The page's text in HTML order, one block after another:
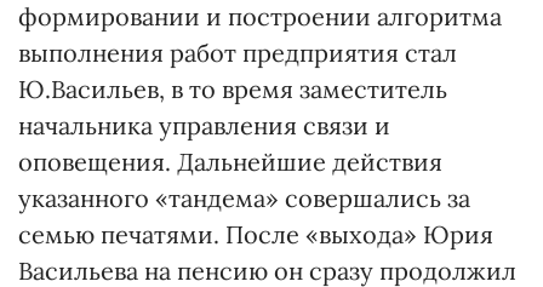
формировании и построении алгоритма
выполнения работ предприятия стал
Ю.Васильев, в то время заместитель
начальника управления связи и
оповещения. Дальнейшие действия
указанного «тандема» совершались за
семью печатями. После «выхода» Юрия
Васильева на пенсию он сразу продолжил